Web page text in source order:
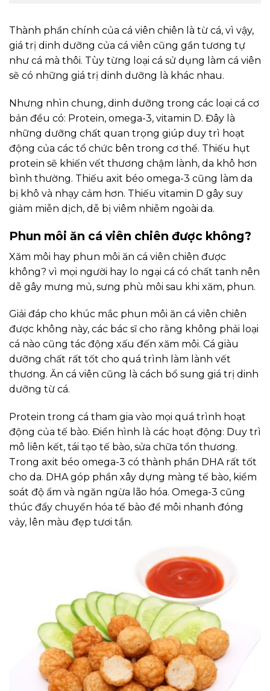
Thành phần chính của cá viên chiên là từ cá, vì vậy,
giá trị dinh dưỡng của cá viên cũng gần tương tự
như cá mà thôi. Tùy từng loại cá sử dụng làm cá viên
sẽ có những giá trị dinh dưỡng là khác nhau.
Nhưng nhìn chung, dinh dưỡng trong các loại cá cơ
bản đều có: Protein, omega-3, vitamin D. Đây là
những dưỡng chất quan trọng giúp duy trì hoạt
động của các tổ chức bên trong cơ thể. Thiếu hụt
protein sẽ khiến vết thương chậm lành, da khô hơn
bình thường. Thiếu axit béo omega-3 cũng làm da
bị khô và nhạy cảm hơn. Thiếu vitamin D gây suy
giảm miễn dịch, dễ bị viêm nhiễm ngoài da.
Phun môi ăn cá viên chiên được không?
Xăm môi hay phun môi ăn cá viên chiên được
không? vì mọi người hay lo ngại cá có chất tanh nên
dễ gây mưng mủ, sưng phù môi sau khi xăm, phun.
Giải đáp cho khúc mắc phun môi ăn cá viên chiên
được không này, các bác sĩ cho rằng không phải loại
cá nào cũng tác động xấu đến xăm môi. Cá giàu
dưỡng chất rất tốt cho quá trình làm lành vết
thương. Ăn cá viên cũng là cách bổ sung giá trị dinh
dưỡng từ cá.
Protein trong cá tham gia vào mọi quá trình hoạt
động của tế bào. Điển hình là các hoạt động: Duy trì
mô liên kết, tái tạo tế bào, sửa chữa tổn thương.
Trong axit béo omega-3 có thành phần DHA rất tốt
cho da. DHA góp phần xây dựng màng tế bào, kiểm
soát độ ẩm và ngăn ngừa lão hóa. Omega-3 cũng
thúc đẩy chuyển hóa tế bào để môi nhanh đóng
vảy, lên màu đẹp tươi tắn.